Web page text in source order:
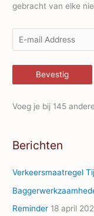
gebracht van elke
-
m
a
d
e
s
Bevestig
Voeg je bij 145
Berichten
Verkeersmaatregel
Reminder 18 april